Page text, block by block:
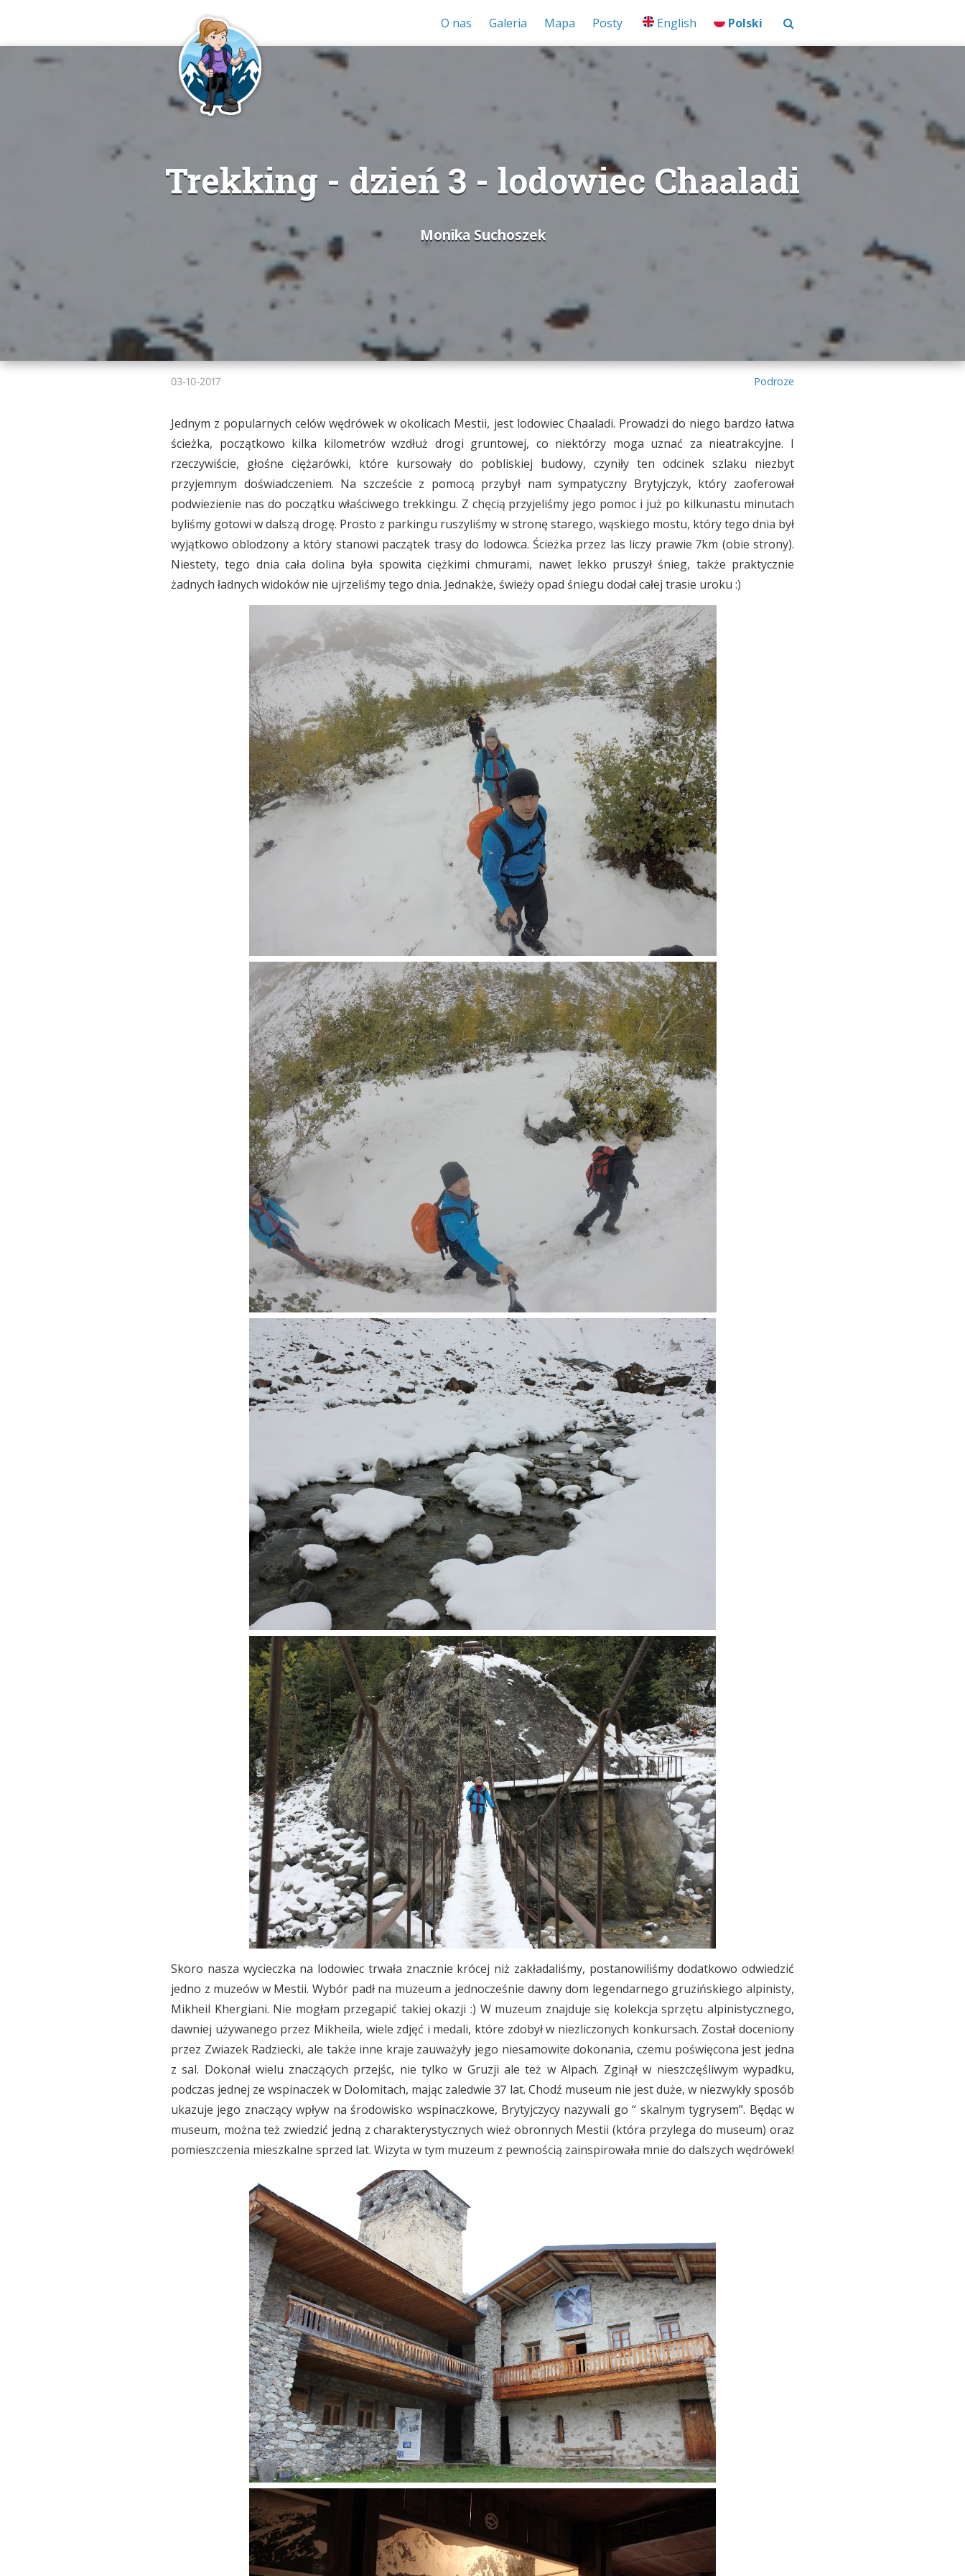
O nas Galeria Mapa Posty English Polski
Trekking - dzień 3 - lodowiec Chaaladi
Monika Suchoszek
03-10-2017 Podroze
Jednym z popularnych celów wędrówek w okolicach Mestii, jest lodowiec Chaaladi. Prowadzi do niego bardzo łatwa
ścieżka, początkowo kilka kilometrów wzdłuż drogi gruntowej, co niektórzy moga uznać za nieatrakcyjne. I
rzeczywiście, głośne ciężarówki, które kursowały do pobliskiej budowy, czyniły ten odcinek szlaku niezbyt
przyjemnym doświadczeniem. Na szczeście z pomocą przybył nam sympatyczny Brytyjczyk, który zaoferował
podwiezienie nas do początku właściwego trekkingu. Z chęcią przyjeliśmy jego pomoc i już po kilkunastu minutach
byliśmy gotowi w dalszą drogę. Prosto z parkingu ruszyliśmy w stronę starego, wąskiego mostu, który tego dnia był
wyjątkowo oblodzony a który stanowi paczątek trasy do lodowca. Ścieżka przez las liczy prawie 7km (obie strony).
Niestety, tego dnia cała dolina była spowita ciężkimi chmurami, nawet lekko pruszył śnieg, także praktycznie
żadnych ładnych widoków nie ujrzeliśmy tego dnia. Jednakże, świeży opad śniegu dodał całej trasie uroku :)
Skoro nasza wycieczka na lodowiec trwała znacznie krócej niż zakładaliśmy, postanowiliśmy dodatkowo odwiedzić
jedno z muzeów w Mestii. Wybór padł na muzeum a jednocześnie dawny dom legendarnego gruzińskiego alpinisty,
Mikheil Khergiani. Nie mogłam przegapić takiej okazji :) W muzeum znajduje się kolekcja sprzętu alpinistycznego,
dawniej używanego przez Mikheila, wiele zdjęć i medali, które zdobył w niezliczonych konkursach. Został doceniony
przez Zwiazek Radziecki, ale także inne kraje zauważyły jego niesamowite dokonania, czemu poświęcona jest jedna
z sal. Dokonał wielu znaczących przejśc, nie tylko w Gruzji ale też w Alpach. Zginął w nieszczęśliwym wypadku,
podczas jednej ze wspinaczek w Dolomitach, mając zaledwie 37 lat. Chodź museum nie jest duże, w niezwykły sposób
ukazuje jego znaczący wpływ na środowisko wspinaczkowe, Brytyjczycy nazywali go “ skalnym tygrysem”. Będąc w
museum, można też zwiedzić jedną z charakterystycznych wież obronnych Mestii (która przylega do museum) oraz
pomieszczenia mieszkalne sprzed lat. Wizyta w tym muzeum z pewnością zainspirowała mnie do dalszych wędrówek!